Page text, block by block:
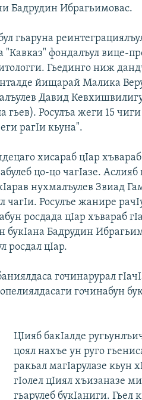
Бадрудин Ибрагьимовас.
гьаруна
фондалъул вице-
Гьединго ниж
йищарай Малика
Давид
гьев). Росулъа жеги 15
рагIи кьуна".
хисараб цIар
цо-цо чагIазе. Аслияб
нухмалъулев Звиад
чагIи. Росулъе жанире
росдада цIар хъвараб
букIана Бадрудин
росдал цIар.
гочинарурал
гочинабун
ЦIияб бакIалде
цоял нахъе ун руго
ракьал магIарулазе кьун
гIолел цIиял хъизаназе
гьарулеб букIаниги. Гьел